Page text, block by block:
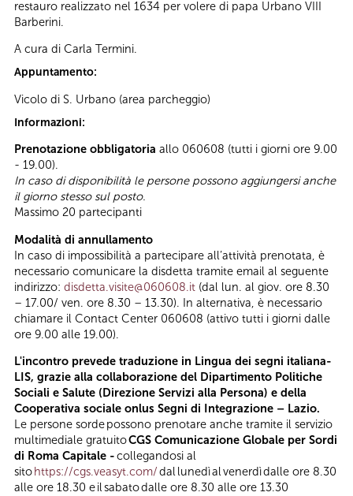
restauro realizzato nel 1634 per volere di papa Urbano VIII
Barberini.
A cura di Carla Termini.
Appuntamento:
Vicolo di S. Urbano (area parcheggio)
Informazioni:
Prenotazione obbligatoria allo 060608 (tutti i giorni ore 9.00
- 19.00).
In caso di disponibilità le persone possono aggiungersi anche
il giorno stesso sul posto.
Massimo 20 partecipanti
Modalità di annullamento
In caso di impossibilità a partecipare all’attività prenotata, è
necessario comunicare la disdetta tramite email al seguente
indirizzo: disdetta.visite@060608.it (dal lun. al giov. ore 8.30
– 17.00/ ven. ore 8.30 – 13.30). In alternativa, è necessario
chiamare il Contact Center 060608 (attivo tutti i giorni dalle
ore 9.00 alle 19.00).
L'incontro prevede traduzione in Lingua dei segni italiana-
LIS, grazie alla collaborazione del Dipartimento Politiche
Sociali e Salute (Direzione Servizi alla Persona) e della
Cooperativa sociale onlus Segni di Integrazione – Lazio.
Le persone sorde possono prenotare anche tramite il servizio
multimediale gratuitoCGS Comunicazione Globale per Sordi
di Roma Capitale -collegandosi al
sito https://cgs.veasyt.com/dal lunedì al venerdì dalle ore 8.30
alle ore 18.30 e il sabato dalle ore 8.30 alle ore 13.30